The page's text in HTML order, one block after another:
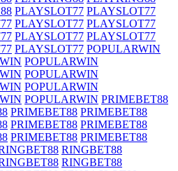
PLAYSLOT77 PLAYSLOT77
PLAYSLOT77 PLAYSLOT77
PLAYSLOT77 PLAYSLOT77
PLAYSLOT77 POPULARWIN
POPULARWIN
POPULARWIN
POPULARWIN
POPULARWIN PRIMEBET88
PRIMEBET88 PRIMEBET88
PRIMEBET88 PRIMEBET88
PRIMEBET88 PRIMEBET88
RINGBET88
RINGBET88